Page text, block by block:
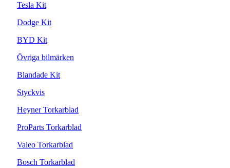
Tesla Kit
Dodge Kit
BYD Kit
Övriga bilmärken
Blandade Kit
Styckvis
Heyner Torkarblad
ProParts Torkarblad
Valeo Torkarblad
Bosch Torkarblad